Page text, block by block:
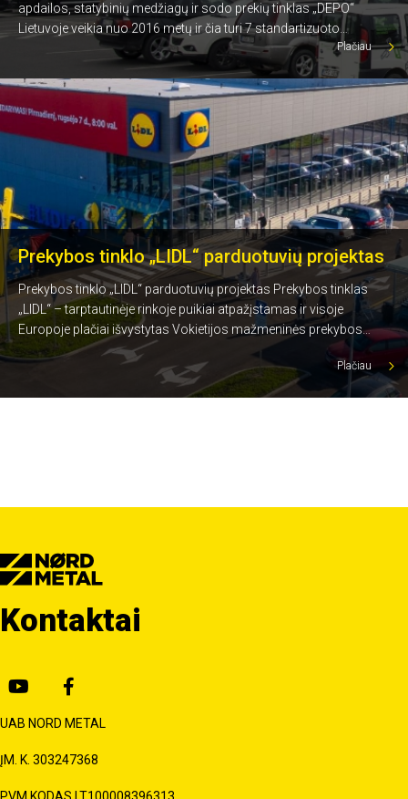
apdailos, statybinių medžiagų ir sodo prekių tinklas „DEPO“
Lietuvoje veikia nuo 2016 metų ir čia turi 7 standartizuoto
formato parduotuves: Vilniuje, Kaune, Klaipėdoje, Panevėžyje ir
Šiauliuose. Prie 2019 metais Kaune pastatyto „DEPO“ prekybos
centro Vakariniame aplinkkelyje prisidėjo ir „Nord metal“
specialistai – šiam projektui tiekėme armatūrinius ruošinius ir […]
Plačiau
Prekybos tinklo „LIDL“ parduotuvių projektas
Prekybos tinklo „LIDL“ parduotuvių projektas Prekybos tinklas
„LIDL“ – tarptautinėje rinkoje puikiai atpažįstamas ir visoje
Europoje plačiai išvystytas Vokietijos mažmeninės prekybos
maisto produktais lyderis pirmąsias parduotuves Lietuvoje
atidarė 2016 metais. „Nord metal“ komanda dirbo prie 6 „LIDL“
parduotuvių Lietuvoje statybos projektų tiek atliekant
Plačiau
Kontaktai
UAB NORD METAL
ĮM. K. 303247368